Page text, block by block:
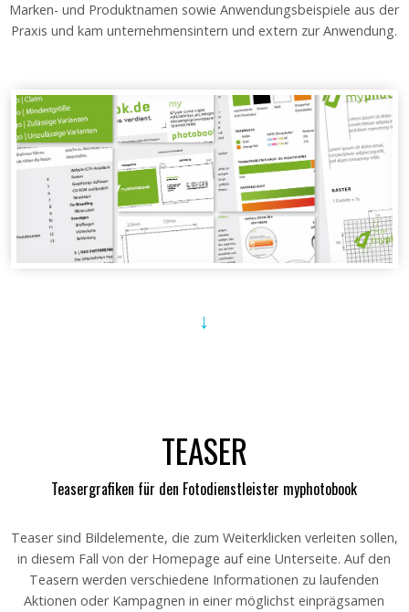
Marken- und Produktnamen sowie Anwendungsbeispiele aus der
Praxis und kam unternehmensintern und extern zur Anwendung.
↓
TEASER
Teasergrafiken für den Fotodienstleister myphotobook
Teaser sind Bildelemente, die zum Weiterklicken verleiten sollen,
in diesem Fall von der Homepage auf eine Unterseite. Auf den
Teasern werden verschiedene Informationen zu laufenden
Aktionen oder Kampagnen in einer möglichst einprägsamen